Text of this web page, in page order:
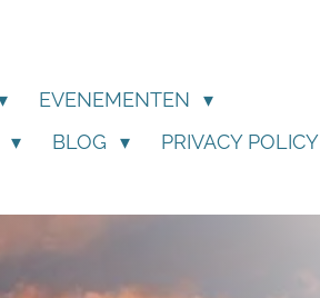
EVENEMENTEN
BLOG PRIVACY POLICY